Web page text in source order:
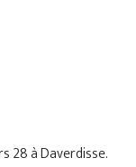
28 à Daverdisse.